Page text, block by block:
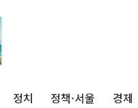
정치 정책·서울 경제